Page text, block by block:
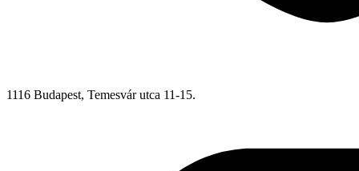
1116 Budapest, Temesvár utca 11-15.